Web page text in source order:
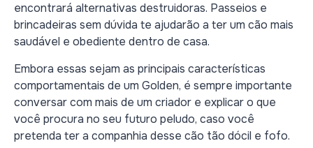
encontrará alternativas destruidoras. Passeios e
brincadeiras sem dúvida te ajudarão a ter um cão mais
saudável e obediente dentro de casa.
Embora essas sejam as principais características
comportamentais de um Golden, é sempre importante
conversar com mais de um criador e explicar o que
você procura no seu futuro peludo, caso você
pretenda ter a companhia desse cão tão dócil e fofo.